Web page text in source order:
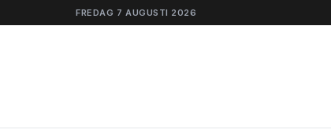
FREDAG 7 AUGUSTI 2026